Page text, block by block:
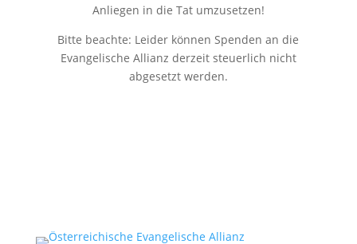
Anliegen in die Tat umzusetzen!
Bitte beachte: Leider können Spenden an die
Evangelische Allianz derzeit steuerlich nicht
abgesetzt werden.